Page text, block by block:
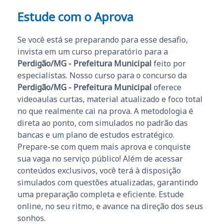
Estude com o Aprova
Se você está se preparando para esse desafio,
invista em um curso preparatório para a
Perdigão/MG - Prefeitura Municipal feito por
especialistas. Nosso curso para o concurso da
Perdigão/MG - Prefeitura Municipal oferece
videoaulas curtas, material atualizado e foco total
no que realmente cai na prova. A metodologia é
direta ao ponto, com simulados no padrão das
bancas e um plano de estudos estratégico.
Prepare-se com quem mais aprova e conquiste
sua vaga no serviço público! Além de acessar
conteúdos exclusivos, você terá à disposição
simulados com questões atualizadas, garantindo
uma preparação completa e eficiente. Estude
online, no seu ritmo, e avance na direção dos seus
sonhos.